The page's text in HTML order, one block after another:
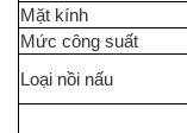
Mặt kính
Mức công suất
Loại nồi nấu